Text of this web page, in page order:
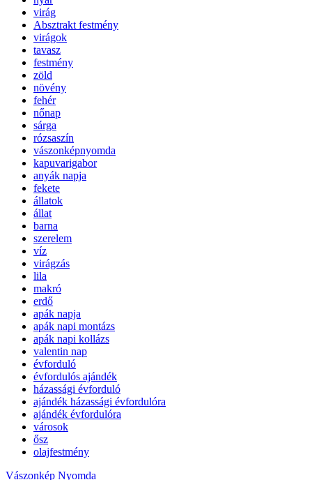
virág
Absztrakt festmény
virágok
tavasz
festmény
zöld
növény
fehér
nőnap
sárga
rózsaszín
vászonképnyomda
kapuvarigabor
anyák napja
fekete
állatok
állat
barna
szerelem
víz
virágzás
lila
makró
erdő
apák napja
apák napi montázs
apák napi kollázs
valentin nap
évforduló
évfordulós ajándék
házassági évforduló
ajándék házassági évfordulóra
ajándék évfordulóra
városok
ősz
olajfestmény
Vászonkép Nyomda